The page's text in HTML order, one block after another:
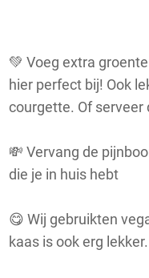
💚 Voeg extra
hier perfect bij! Ook
courgette. Of serveer
💸 Vervang de
die je in huis hebt
😋 Wij gebruikten
kaas is ook erg